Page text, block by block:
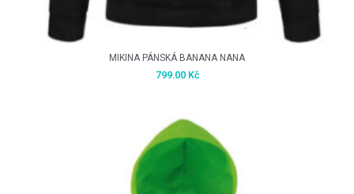
MIKINA PÁNSKÁ BANANA NANA
799.00 Kč